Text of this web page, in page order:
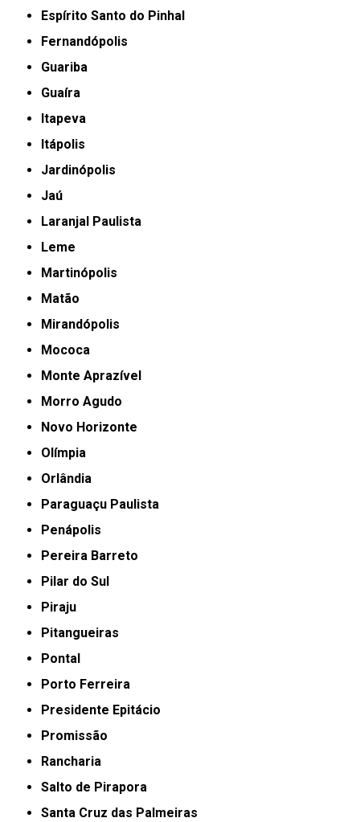
Espírito Santo do Pinhal
Fernandópolis
Guariba
Guaíra
Itapeva
Itápolis
Jardinópolis
Jaú
Laranjal Paulista
Leme
Martinópolis
Matão
Mirandópolis
Mococa
Monte Aprazível
Morro Agudo
Novo Horizonte
Olímpia
Orlândia
Paraguaçu Paulista
Penápolis
Pereira Barreto
Pilar do Sul
Piraju
Pitangueiras
Pontal
Porto Ferreira
Presidente Epitácio
Promissão
Rancharia
Salto de Pirapora
Santa Cruz das Palmeiras